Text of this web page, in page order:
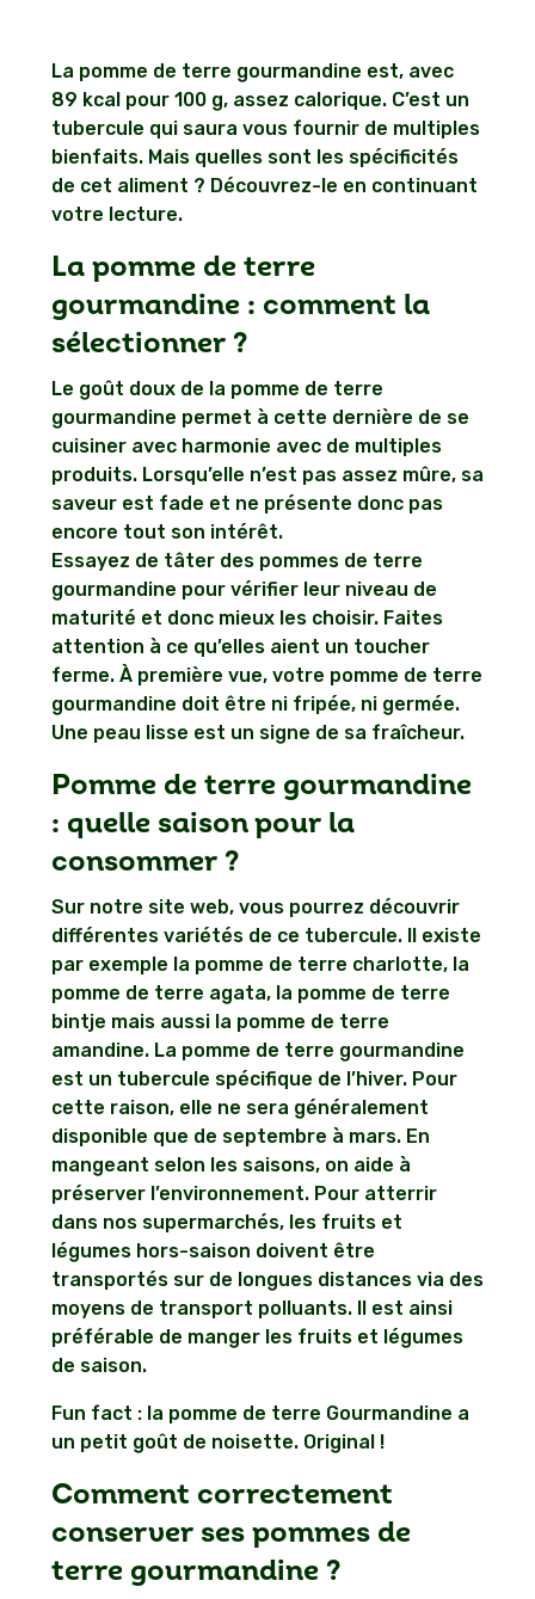
La pomme de terre gourmandine est, avec
89 kcal pour 100 g, assez calorique. C’est un
tubercule qui saura vous fournir de multiples
bienfaits. Mais quelles sont les spécificités
de cet aliment ? Découvrez-le en continuant
votre lecture.
La pomme de terre
gourmandine : comment la
sélectionner ?
Le goût doux de la pomme de terre
gourmandine permet à cette dernière de se
cuisiner avec harmonie avec de multiples
produits. Lorsqu’elle n’est pas assez mûre, sa
saveur est fade et ne présente donc pas
encore tout son intérêt.
Essayez de tâter des pommes de terre
gourmandine pour vérifier leur niveau de
maturité et donc mieux les choisir. Faites
attention à ce qu’elles aient un toucher
ferme. À première vue, votre pomme de terre
gourmandine doit être ni fripée, ni germée.
Une peau lisse est un signe de sa fraîcheur.
Pomme de terre gourmandine
: quelle saison pour la
consommer ?
Sur notre site web, vous pourrez découvrir
différentes variétés de ce tubercule. Il existe
par exemple la pomme de terre charlotte, la
pomme de terre agata, la pomme de terre
bintje mais aussi la pomme de terre
amandine. La pomme de terre gourmandine
est un tubercule spécifique de l’hiver. Pour
cette raison, elle ne sera généralement
disponible que de septembre à mars. En
mangeant selon les saisons, on aide à
préserver l’environnement. Pour atterrir
dans nos supermarchés, les fruits et
légumes hors-saison doivent être
transportés sur de longues distances via des
moyens de transport polluants. Il est ainsi
préférable de manger les fruits et légumes
de saison.
Fun fact : la pomme de terre Gourmandine a
un petit goût de noisette. Original !
Comment correctement
conserver ses pommes de
terre gourmandine ?